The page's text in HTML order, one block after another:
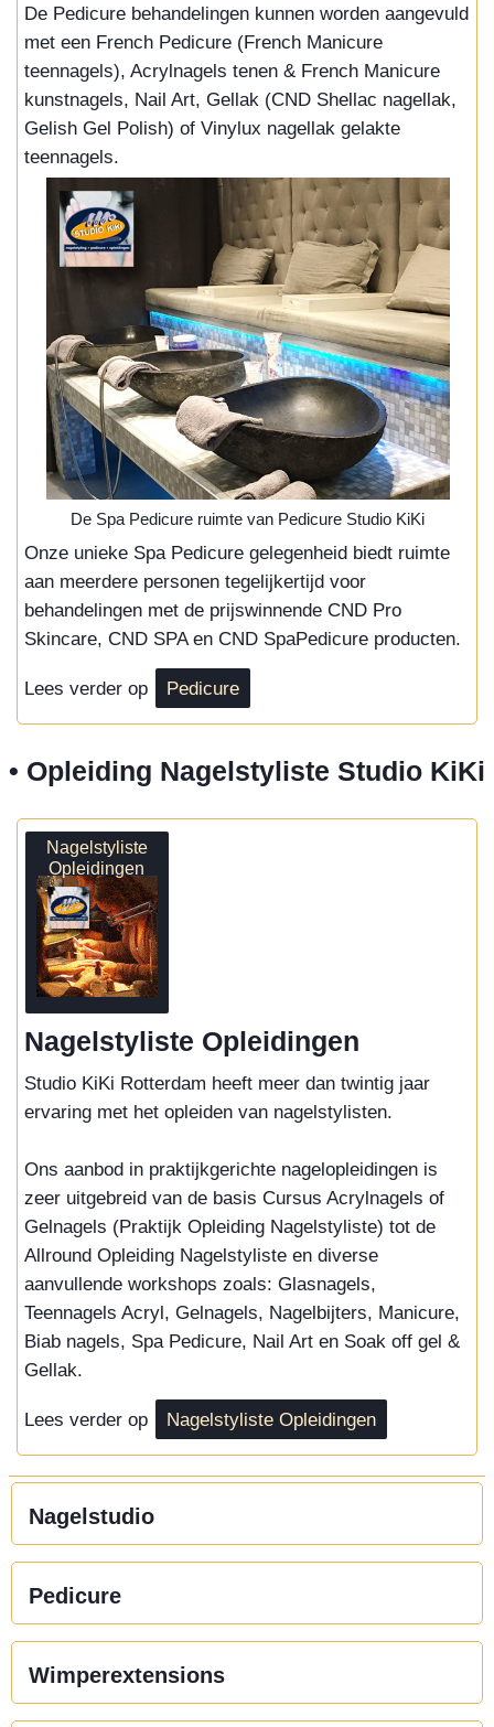
De Pedicure behandelingen kunnen worden aangevuld
met een French Pedicure (French Manicure
teennagels), Acrylnagels tenen & French Manicure
kunstnagels, Nail Art, Gellak (CND Shellac nagellak,
Gelish Gel Polish) of Vinylux nagellak gelakte
teennagels.
De Spa Pedicure ruimte van Pedicure Studio KiKi
Onze unieke Spa Pedicure gelegenheid biedt ruimte
aan meerdere personen tegelijkertijd voor
behandelingen met de prijswinnende CND Pro
Skincare, CND SPA en CND SpaPedicure producten.
Lees verder op Pedicure
• Opleiding Nagelstyliste Studio KiKi
Nagelstyliste
Opleidingen
Nagelstyliste Opleidingen
Studio KiKi Rotterdam heeft meer dan twintig jaar
ervaring met het opleiden van nagelstylisten.
Ons aanbod in praktijkgerichte nagelopleidingen is
zeer uitgebreid van de basis Cursus Acrylnagels of
Gelnagels (Praktijk Opleiding Nagelstyliste) tot de
Allround Opleiding Nagelstyliste en diverse
aanvullende workshops zoals: Glasnagels,
Teennagels Acryl, Gelnagels, Nagelbijters, Manicure,
Biab nagels, Spa Pedicure, Nail Art en Soak off gel &
Gellak.
Lees verder op Nagelstyliste Opleidingen
Nagelstudio
Pedicure
Wimperextensions